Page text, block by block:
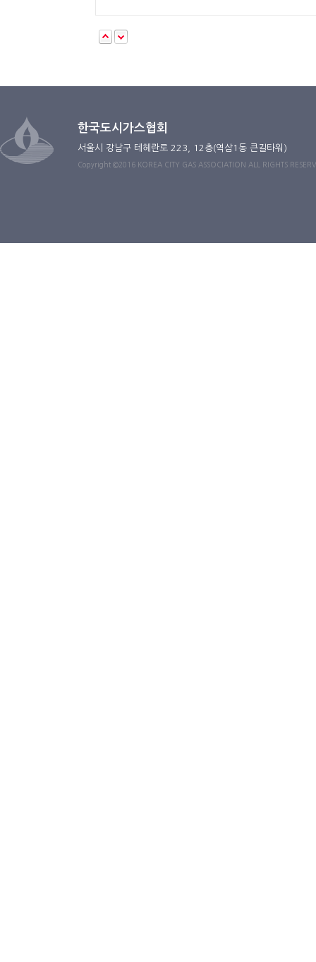
한국도시가스협회
서울시 강남구 테헤란로 223, 12층(역삼1동 큰길타워)
Copyright ©2016 KOREA CITY GAS ASSOCIATION ALL RIGHTS